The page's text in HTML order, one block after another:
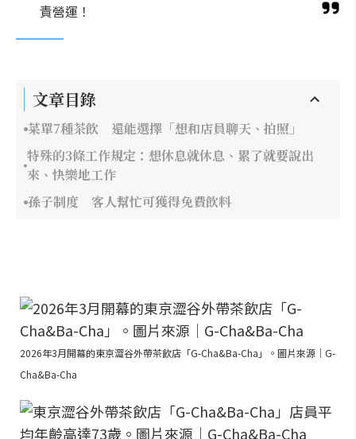
責營運！
文章目錄
菜單7種茶飲 還能選擇「想和店員聊天、拍照」
特殊的3條工作規定：想休息就休息、累了就要說出
來、快樂地工作
孫子制度 客人幫忙可獲得免費飲料
2026年3月開幕的東京澀谷外帶茶飲店「G-Cha&Ba-Cha」。圖片來源｜G-
Cha&Ba-Cha